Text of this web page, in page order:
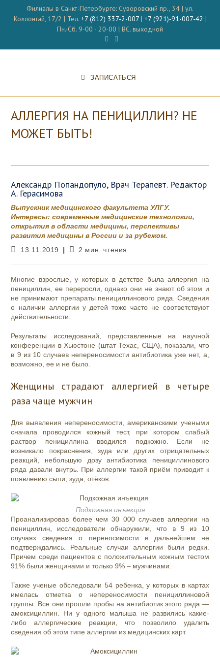
содержимому
Филиалы в Санкт-Петербурге: Суворовский пр., 34 | ул.
Коллонтай, 17/2 | Тел. +7 (812) 337-2-007| +7 (921)-91-007-42 |
Пн.-Сб. 9-00 - 20-00 | ВС. выходной
ЗАПИСАТЬСЯ
АЛЛЕРГИЯ НА ПЕНИЦИЛЛИН? НЕ
МОЖЕТ БЫТЬ!
Александр Попандопуло, Врач Терапевт. Редактор
А. Герасимова
Выпускник медицинского факультета УЛГУ.
Интересы: современные медицинские технологии,
открытия в области медицины, перспективы
развития медицины в России и за рубежом.
Запись
13.11.2019
Время
2 мин. чтения
Многие взрослые, у которых в детстве была аллергия на
пенициллин, ее переросли, однако они не знают об этом и
не принимают препараты пенициллинового ряда. Сведения
о наличии аллергии у детей тоже часто не соответствуют
действительности.
Результаты исследований, представленные на научной
конференции в Хьюстоне (штат Техас, СЩА), показали, что
в 9 из 10 случаев непереносимости антибиотика уже нет, а,
возможно, ее и не было.
Женщины страдают аллергией в четыре
раза чаще мужчин
Для выявления непереносимости, американскими учеными
сначала проводился кожный тест, при котором слабый
раствор пенициллина вводился подкожно. Если не
возникало покраснения, зуда или других отрицательных
реакций, небольшую дозу антибиотика пенициллинового
ряда давали внутрь. При аллергии такой приём приводит к
появлению сыпи, зуда, отёков.
Подкожная инъекция
Проанализировав более чем 30 000 случаев аллергии на
пенициллин, исследователи обнаружили, что в 9 из 10
случаях сведения о переносимости в дальнейшем не
подтверждались. Реальные случаи аллергии были редки.
Причем среди пациентов с положительным кожным тестом
91% были женщинами и только 9% – мужчинами.
Также ученые обследовали 54 ребенка, у которых в картах
имелась отметка о непереносимости пенициллиновой
группы. Все они прошли пробы на антибиотик этого ряда —
амоксициллин. Ни у одного малыша не развились какие-
либо аллергические реакции, что позволило удалить
сведения об этом типе аллергии из медицинских карт.